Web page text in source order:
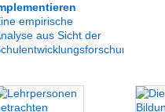
empirische
aus Sicht der